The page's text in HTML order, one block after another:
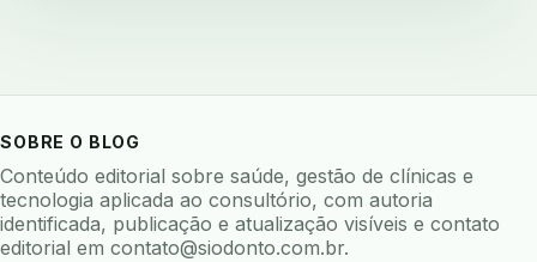
bioceramicos biocompatibilidade
biofeedback
biofilme linhas agua bioimpedancia
biomarcadores biomateriais biomecanica
biometria biometria clinica biometria facial
SOBRE O BLOG
Conteúdo editorial sobre saúde, gestão de clínicas e
tecnologia aplicada ao consultório, com autoria
identificada, publicação e atualização visíveis e contato
editorial em contato@siodonto.com.br.